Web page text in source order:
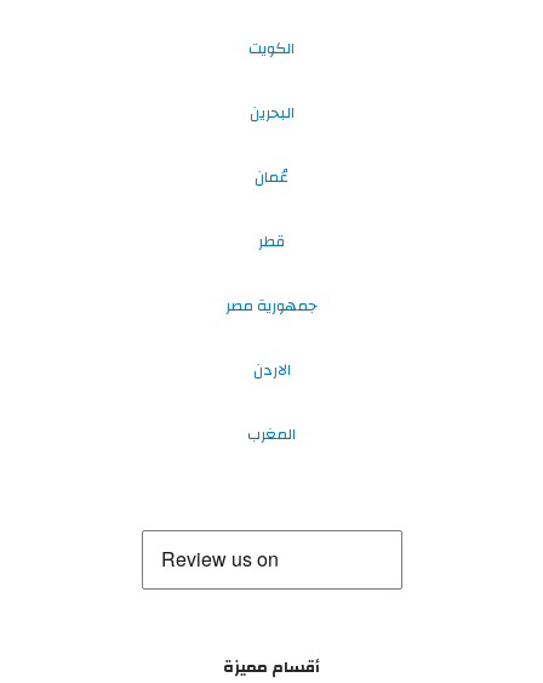
الكويت
البحرين
عُمان
قطر
جمهورية مصر
الاردن
المغرب
أقسام مميزة